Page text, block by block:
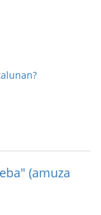
(amuza